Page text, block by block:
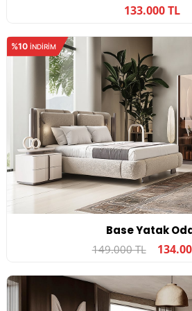
133.000 TL
%10 INDIRIM
Base Yatak
149.000 TL